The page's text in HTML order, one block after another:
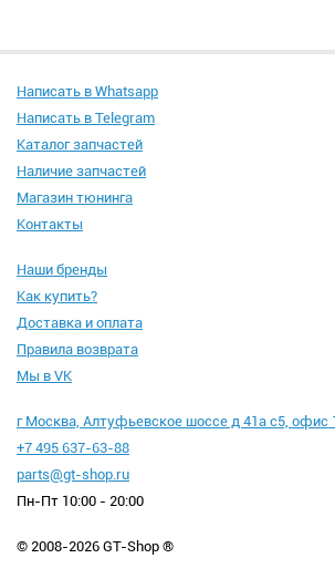
Написать в Whatsapp
Написать в Telegram
Каталог запчастей
Наличие запчастей
Магазин тюнинга
Контакты
Наши бренды
Как купить?
Доставка и оплата
Правила возврата
Мы в VK
г Москва, Алтуфьевское шоссе д 41а с5, офис
+7 495 637-63-88
parts@gt-shop.ru
Пн-Пт 10:00 - 20:00
© 2008-2026 GT-Shop ®